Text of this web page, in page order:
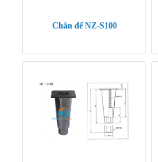
Chân đế NZ-S100